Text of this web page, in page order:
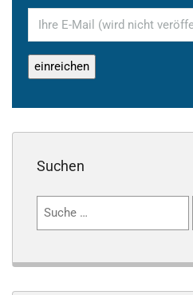
Suchen
Suchen